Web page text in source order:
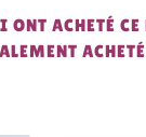
ONT ACHETÉ